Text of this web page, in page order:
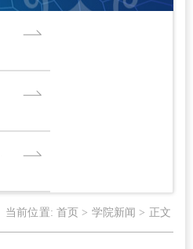
当前位置:首页 > 学院新闻 > 正文